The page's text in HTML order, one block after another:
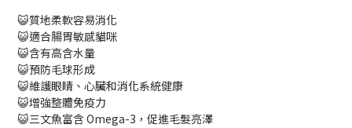
😺質地柔軟容易消化
😺適合腸胃敏感貓咪
😺含有高含水量
😺預防毛球形成
😺維護眼睛、心臟和消化系統健康
😺增強整體免疫力
😺三文魚富含 Omega-3，促進毛髮亮澤